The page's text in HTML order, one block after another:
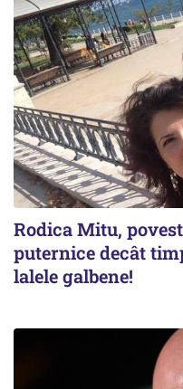
Rodica Mitu,
puternice decât
lalele galbene!